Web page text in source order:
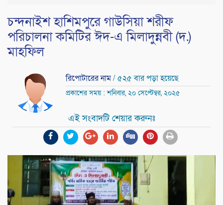
চন্দনাইশ হাশিমপুরে গাউসিয়া শরীফ
পরিচালনা কমিটির ঈদ-এ মিলাদুন্নবী (দ.)
মাহফিল
রিপোটারের নাম/ ৫২৫ বার পড়া হয়েছে
প্রকাশের সময় : শনিবার, ২০ সেপ্টেম্বর, ২০২৫
এই সংবাদটি শেয়ার করুনঃ